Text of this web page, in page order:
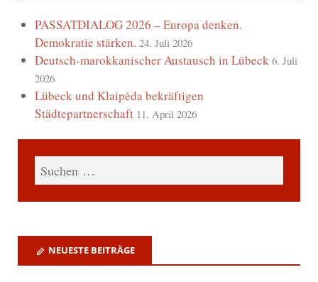
PASSATDIALOG 2026 – Europa denken.
Demokratie stärken. 24. Juli 2026
Deutsch-marokkanischer Austausch in Lübeck 6. Juli
2026
Lübeck und Klaipėda bekräftigen
Städtepartnerschaft 11. April 2026
NEUESTE BEITRÄGE